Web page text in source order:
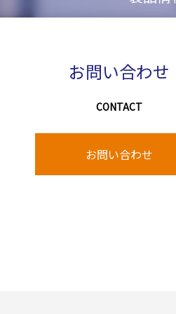
お問い合わせ
CONTACT
お問い合わせ